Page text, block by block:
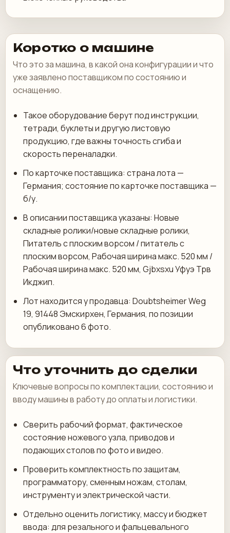
Коротко о машине
Что это за машина, в какой она конфигурации и что
уже заявлено поставщиком по состоянию и
оснащению.
Такое оборудование берут под инструкции,
тетради, буклеты и другую листовую
продукцию, где важны точность сгиба и
скорость переналадки.
По карточке поставщика: страна лота —
Германия; состояние по карточке поставщика —
б/у.
В описании поставщика указаны: Новые
складные ролики/новые складные ролики,
Питатель с плоским ворсом / питатель с
плоским ворсом, Рабочая ширина макс. 520 мм /
Рабочая ширина макс. 520 мм, Gjbxsxu Уфуэ Трв
Икджип.
Лот находится у продавца: Doubtsheimer Weg
19, 91448 Эмскирхен, Германия, по позиции
опубликовано 6 фото.
Что уточнить до сделки
Ключевые вопросы по комплектации, состоянию и
вводу машины в работу до оплаты и логистики.
Сверить рабочий формат, фактическое
состояние ножевого узла, приводов и
подающих столов по фото и видео.
Проверить комплектность по защитам,
программатору, сменным ножам, столам,
инструменту и электрической части.
Отдельно оценить логистику, массу и бюджет
ввода: для резального и фальцевального